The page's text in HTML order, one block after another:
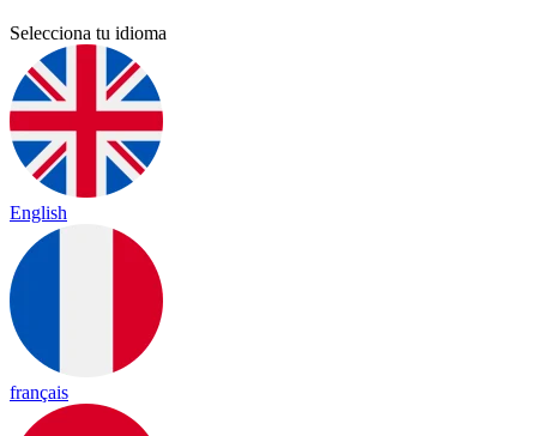
Selecciona tu idioma
English
français